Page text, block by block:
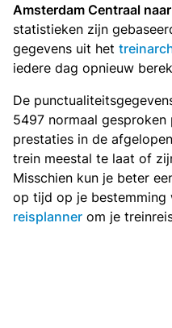
Amsterdam Centraal
statistieken zijn
gegevens uit het
iedere dag opnieuw
De
5497 normaal gesproken
prestaties in de
trein meestal te laat of
Misschien kun je beter
op tijd op je bestemming
reisplanner om je